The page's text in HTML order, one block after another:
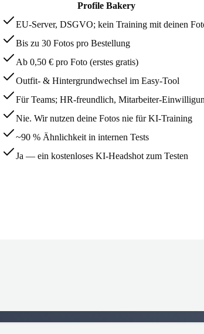
Profile Bakery
EU-Server, DSGVO; kein Training mit deinen
Bis zu 30 Fotos pro Bestellung
Ab 0,50 € pro Foto (erstes gratis)
Outfit- & Hintergrundwechsel im Easy-Tool
Für Teams; HR-freundlich, Mitarbeiter-
Nie. Wir nutzen deine Fotos nie für KI-Training
~90 % Ähnlichkeit in internen Tests
Ja — ein kostenloses KI-Headshot zum Testen